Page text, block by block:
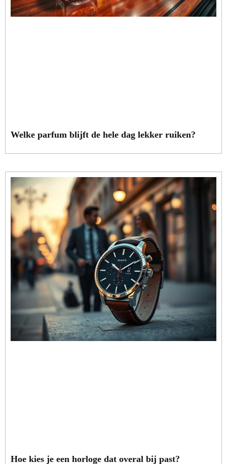
Welke parfum blijft de hele dag lekker ruiken?
Hoe kies je een horloge dat overal bij past?